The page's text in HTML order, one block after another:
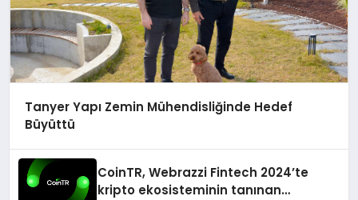
Tanyer Yapı Zemin Mühendisliğinde Hedef
Büyüttü
CoinTR, Webrazzi Fintech 2024’te
kripto ekosisteminin tanınan